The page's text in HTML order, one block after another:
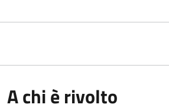
A chi è rivolto